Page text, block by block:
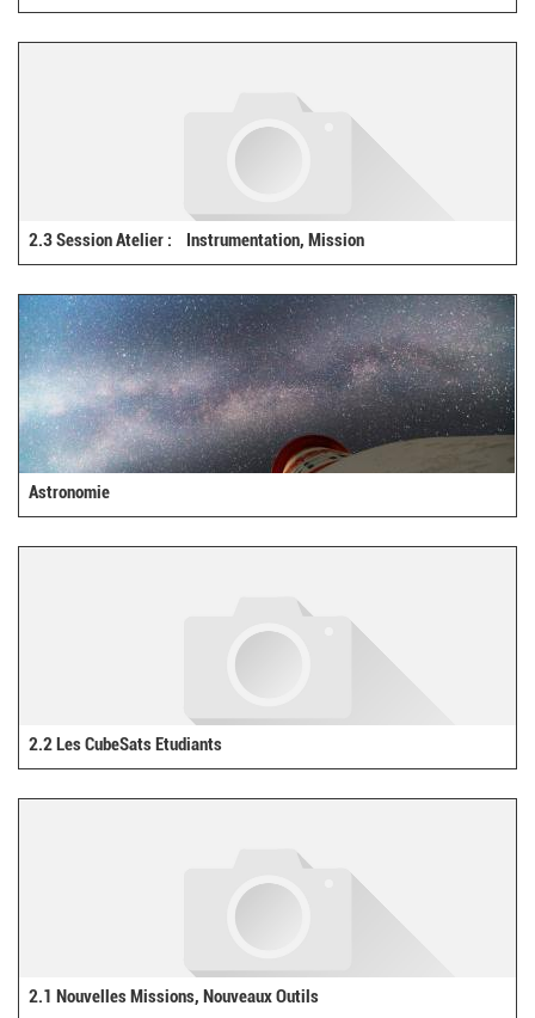
2.3 Session Atelier : Instrumentation, Mission
Astronomie
2.2 Les CubeSats Etudiants
2.1 Nouvelles Missions, Nouveaux Outils